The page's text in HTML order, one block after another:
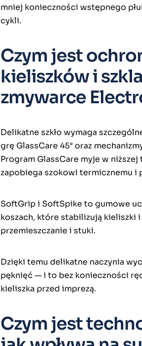
mniej konieczności wstępnego
cykli.
Czym jest
kieliszków i
zmywarce
Delikatne szkło wymaga
grę GlassCare 45° oraz
Program GlassCare myje w
zapobiega szokowi termicznemu i
SoftGrip i SoftSpike to gumowe
koszach, które stabilizują kieliszki
przemieszczanie i stuki.
Dzięki temu delikatne naczynia
pęknięć — i to bez konieczności
kieliszka przed imprezą.
Czym jest